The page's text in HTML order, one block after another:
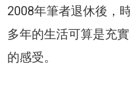
2008年筆者退休後，
多年的生活可算是充
的感受。